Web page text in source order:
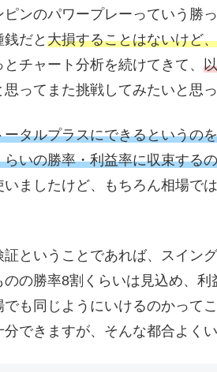
ンのパワープレーっていう勝
だと大損することはないけど
チャート分析を続けてきて、
思ってまた挑戦してみたいと思
タルプラスにできるというの
いの勝率・利益率に収束する
ましたけど、もちろん相場で
ということであれば、スイン
の勝率8割くらいは見込め、
でも同じようにいけるのかって
できますが、そんな都合よく